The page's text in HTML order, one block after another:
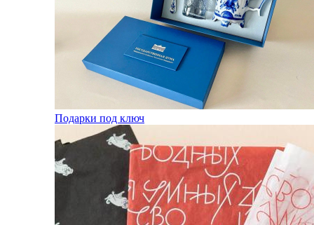
Подарки под ключ